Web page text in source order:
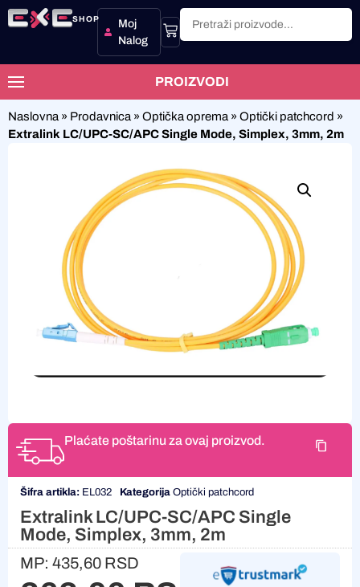
SHOP
Moj
Nalog
PROIZVODI
Naslovna » Prodavnica » Optička oprema » Optički patchcord »
Extralink LC/UPC-SC/APC Single Mode, Simplex, 3mm, 2m
Plaćate poštarinu za ovaj proizvod.
Šifra artikla: EL032 Kategorija Optički patchcord
Extralink LC/UPC-SC/APC Single
Mode, Simplex, 3mm, 2m
MP: 435,60 RSD